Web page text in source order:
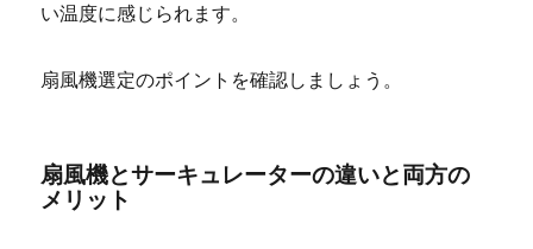
い温度に感じられます。
扇風機選定のポイントを確認しましょう。
扇風機とサーキュレーターの違いと両方の
メリット